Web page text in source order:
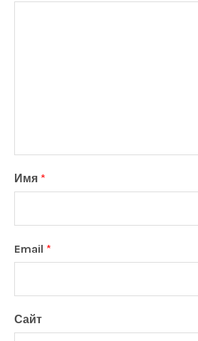
Имя *
Email *
Сайт